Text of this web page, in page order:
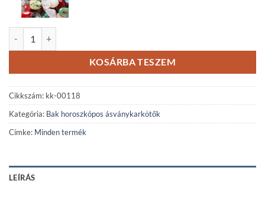
KOSÁRBA TESZEM
Cikkszám: kk-00118
Kategória: Bak horoszkópos ásványkarkötők
Címke: Minden termék
LEÍRÁS